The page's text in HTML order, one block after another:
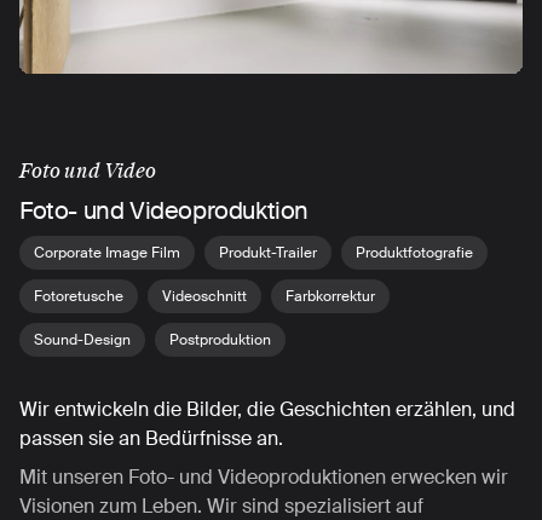
Foto und Video
Foto- und Videoproduktion
Corporate Image Film Produkt-Trailer Produktfotografie
Fotoretusche Videoschnitt Farbkorrektur
Sound-Design Postproduktion
Wir entwickeln die Bilder, die Geschichten erzählen, und
passen sie an Bedürfnisse an.
Mit unseren Foto- und Videoproduktionen erwecken wir
Visionen zum Leben. Wir sind spezialisiert auf